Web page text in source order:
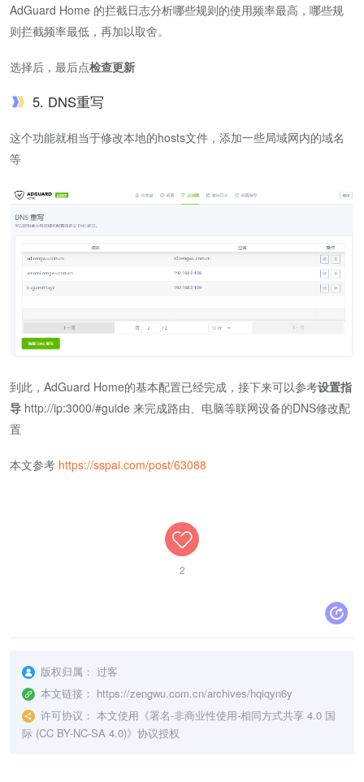
AdGuard Home 的拦截日志分析哪些规则的使用频率最高，哪些规
则拦截频率最低，再加以取舍。
选择后，最后点检查更新
5. DNS重写
这个功能就相当于修改本地的hosts文件，添加一些局域网内的域名
等
到此，AdGuard Home的基本配置已经完成，接下来可以参考设置指
导 http://ip:3000/#guide 来完成路由、电脑等联网设备的DNS修改配
置
本文参考 https://sspai.com/post/63088
2
版权归属： 过客
本文链接： https://zengwu.com.cn/archives/hqiqyn6y
许可协议： 本文使用《署名-非商业性使用-相同方式共享 4.0 国
际 (CC BY-NC-SA 4.0)》协议授权